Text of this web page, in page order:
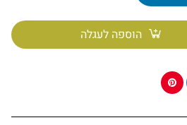
הוספה לעגלה